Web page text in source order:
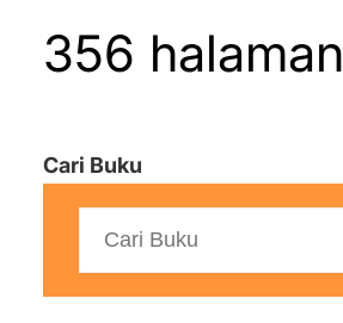
356 halaman
Cari Buku